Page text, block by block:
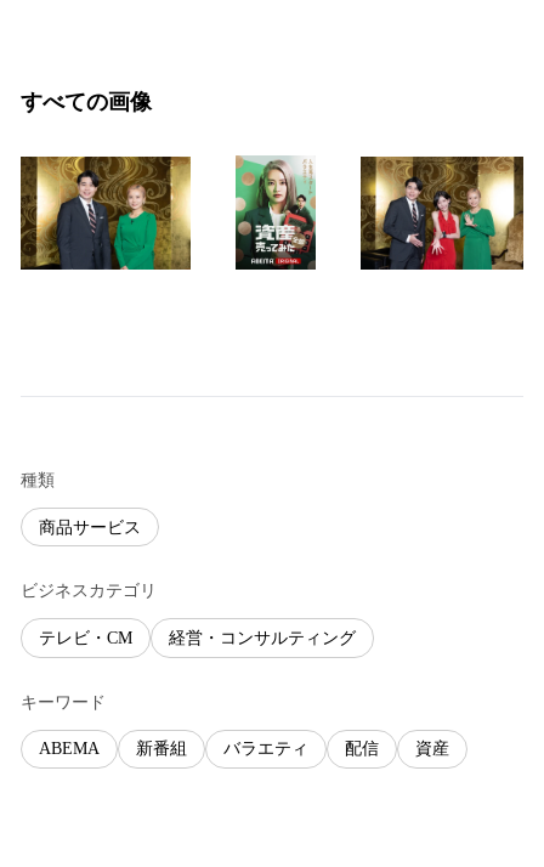
すべての画像
種類
商品サービス
ビジネスカテゴリ
テレビ・CM 経営・コンサルティング
キーワード
ABEMA 新番組 バラエティ 配信 資産